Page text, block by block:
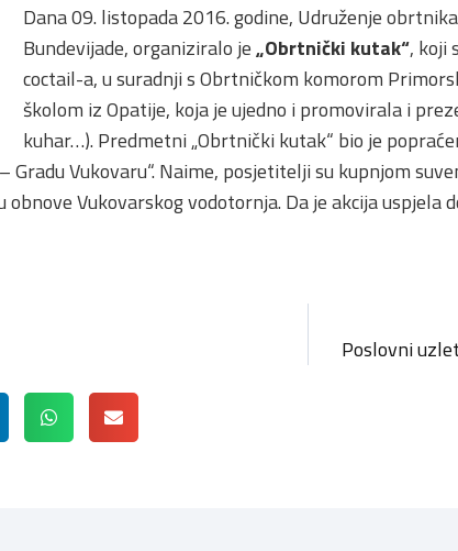
Dana 09. listopada 2016. godine, Udruženje
Bundevijade, organiziralo je„Obrtnički kutak“, koji
coctail-a, u suradnji s Obrtničkom komorom
školom iz Opatije, koja je ujedno i promovirala i
kuhar…). Predmetni „Obrtnički kutak“ bio je
Gradu Vukovaru“. Naime, posjetitelji su kupnjom
Vukovarskog vodotornja. Da je akcija uspjela